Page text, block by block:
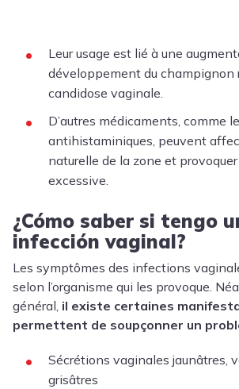
Leur usage est lié à une
développement du champignon
candidose vaginale.
D’autres médicaments, comme
antihistaminiques, peuvent
naturelle de la zone et
excessive.
¿Cómo saber si tengo
infección vaginal?
Les symptômes des infections
selon l’organisme qui les provoque.
général, il existe certaines
permettent de soupçonner un
Sécrétions vaginales jaunâtres,
grisâtres